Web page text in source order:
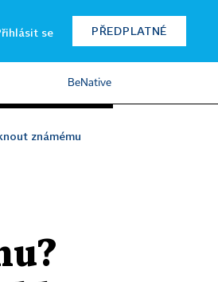
se PŘEDPLATNÉ
BeNative
známému